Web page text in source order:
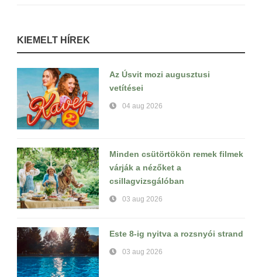
KIEMELT HÍREK
Az Úsvit mozi augusztusi
vetítései
04 aug 2026
Minden csütörtökön remek filmek
várják a nézőket a
csillagvizsgálóban
03 aug 2026
Este 8-ig nyitva a rozsnyói strand
03 aug 2026